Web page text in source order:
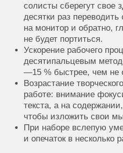
солисты сберегут свое
десятки раз
на монитор и обратно,
не будет портиться.
Ускорение рабочего
десятипальцевым
—15 % быстрее, чем не
Возрастание
работе: внимание
текста, а на
чтобы изложить свои
При наборе вслепую
и опечаток в несколько